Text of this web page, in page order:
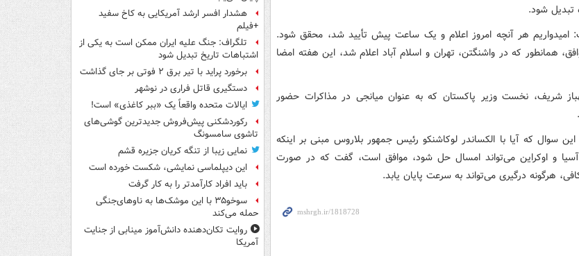
تبدیل شود.
امیدواریم هر آنچه امروز اعلام و یک ساعت پیش تأیید شد، محقق شود.
همانطور که در واشنگتن، تهران و اسلام آباد اعلام شد، این هفته امضا
شریف، نخست وزیر پاکستان که به عنوان میانجی در مذاکرات حضور
سوال که آیا با الکساندر لوکاشنکو رئیس جمهور بلاروس مبنی بر اینکه
و اوکراین می‌تواند امسال حل شود، موافق است، گفت که در صورت
هرگونه درگیری می‌تواند به سرعت پایان یابد.
هشدار افسر ارشد آمریکایی به کاخ سفید
+فیلم
تلگراف: جنگ علیه ایران ممکن است به یکی از
اشتباهات تاریخ تبدیل شود
برخورد پراید با تیر برق ۲ فوتی بر جای گذاشت
دستگیری قاتل فراری در نوشهر
ایالات متحده واقعاً یک «ببر کاغذی» است!
رکوردشکنی پیش‌فروش جدیدترین گوشی‌های
تاشوی سامسونگ
نمایی زیبا از تنگه کریان جزیره قشم
این دیپلماسی نمایشی، شکست خورده است
باید افراد کارآمدتر را به کار گرفت
سوخو۳۵ با این موشک‌ها به ناوهای‌جنگی
حمله می‌کند
روایت تکان‌دهنده دانش‌آموز مینابی از جنایت
آمریکا